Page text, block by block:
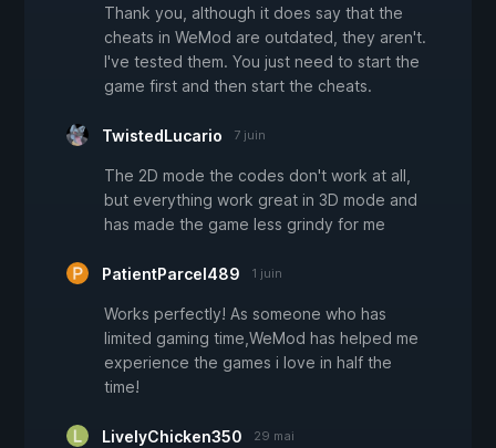
Thank you, although it does say that the
cheats in WeMod are outdated, they aren't.
I've tested them. You just need to start the
game first and then start the cheats.
TwistedLucario 7 juin
The 2D mode the codes don't work at all,
but everything work great in 3D mode and
has made the game less grindy for me
PatientParcel489 1 juin
Works perfectly! As someone who has
limited gaming time,WeMod has helped me
experience the games i love in half the
time!
LivelyChicken350 29 mai